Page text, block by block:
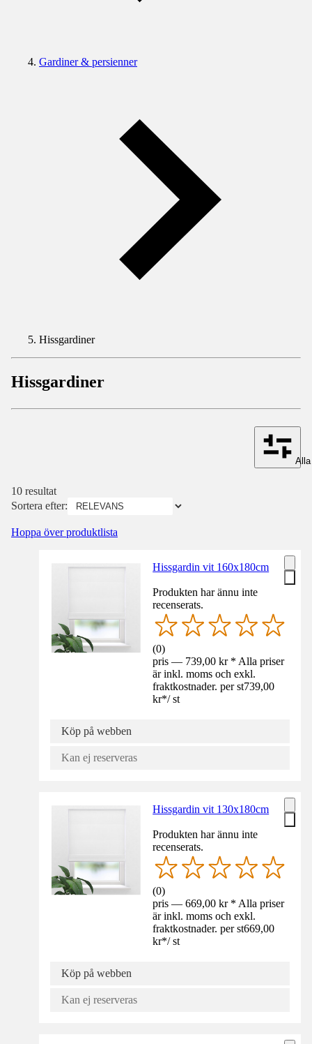
Gardiner & persienner
Hissgardiner
Hissgardiner
10 resultat
Sortera efter:
Hoppa över produktlista
Hissgardin vit 160x180cm
Produkten har ännu inte
recenserats.
(0)
pris — 739,00 kr * Alla priser
är inkl. moms och exkl.
fraktkostnader. per st739,00
kr*/ st
Köp på webben
Kan ej reserveras
Hissgardin vit 130x180cm
Produkten har ännu inte
recenserats.
(0)
pris — 669,00 kr * Alla priser
är inkl. moms och exkl.
fraktkostnader. per st669,00
kr*/ st
Köp på webben
Kan ej reserveras